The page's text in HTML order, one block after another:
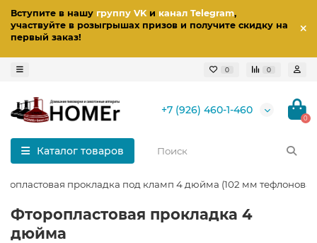
Вступите в нашу группу VKи канал Telegram,
участвуйте в розыгрышах призов и получите скидку на
первый заказ!
0 0
+7 (926) 460-1-460
0
Каталог товаров
прокладка под кламп 4 дюйма (102 мм
Фторопластовая прокладка 4
дюйма